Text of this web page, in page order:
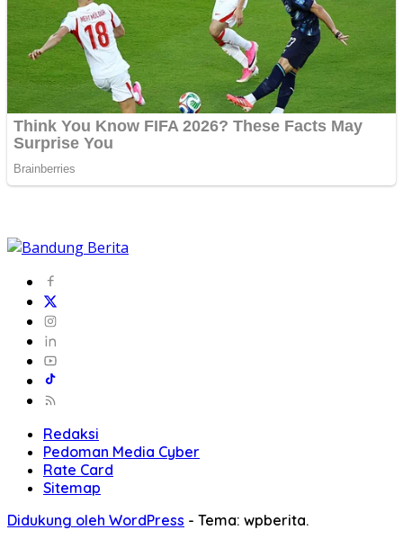
Redaksi
Pedoman Media Cyber
Rate Card
Sitemap
Didukung oleh WordPress - Tema: wpberita.